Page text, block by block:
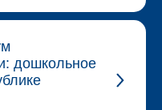
дошкольное